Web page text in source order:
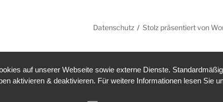
Datenschutz Stolz präsentiert von
auf unserer Webseite sowie externe Dienste.
aktivieren & deaktivieren. Für weitere Informationen lesen Sie